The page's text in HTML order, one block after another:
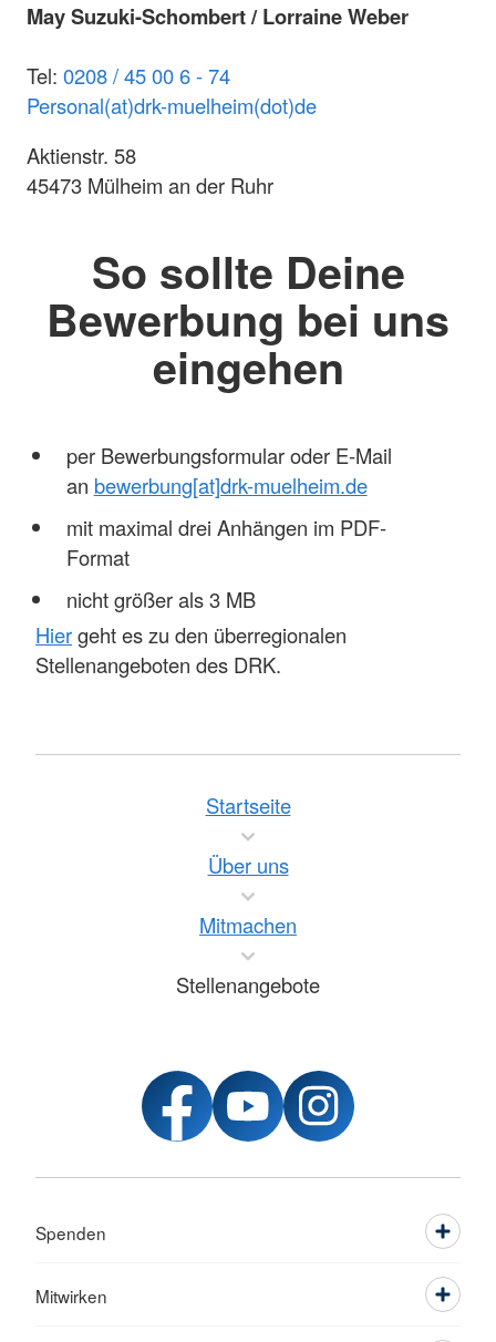
May Suzuki-Schombert / Lorraine Weber
Tel: 0208 / 45 00 6 -74
Personal(at)drk-muelheim(dot)de
Aktienstr. 58
45473 Mülheim an der Ruhr
So sollte Deine
Bewerbung bei uns
eingehen
per Bewerbungsformular oder E-Mail
an bewerbung[at]drk-muelheim.de
mit maximal drei Anhängen im PDF-
Format
nicht größer als 3 MB
Hiergeht es zu den überregionalen
Stellenangeboten des DRK.
Startseite
Über uns
Mitmachen
Stellenangebote
Spenden
Mitwirken